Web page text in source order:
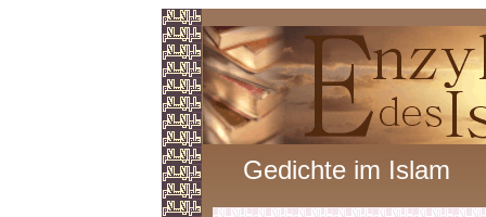
Gedichte im Islam